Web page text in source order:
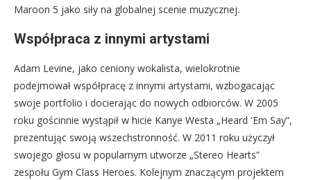
Maroon 5 jako siły na globalnej scenie muzycznej.
Współpraca z innymi artystami
Adam Levine, jako ceniony wokalista, wielokrotnie
podejmował współpracę z innymi artystami, wzbogacając
swoje portfolio i docierając do nowych odbiorców. W 2005
roku gościnnie wystąpił w hicie Kanye Westa „Heard 'Em Say”,
prezentując swoją wszechstronność. W 2011 roku użyczył
swojego głosu w popularnym utworze „Stereo Hearts”
zespołu Gym Class Heroes. Kolejnym znaczącym projektem